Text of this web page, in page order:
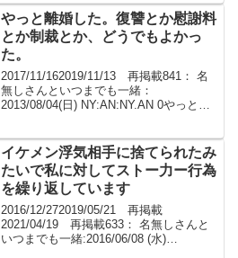
６】 2...
やっと離婚した。復讐とか慰謝料
とか制裁とか、どうでもよかっ
た。
2017/11/162019/11/13 再掲載841： 名
無しさんといつまでも一緒：
2013/08/04(日) NY:AN:NY.AN 0やっと離
不倫の事実は知ってた...
イケメン浮気相手に捨てられたみ
たいで私に対してストー力ー行為
を繰り返しています
2016/12/272019/05/21 再掲載
2021/04/19 再掲載633： 名無しさんと
いつまでも一緒:2016/06/08 (水)